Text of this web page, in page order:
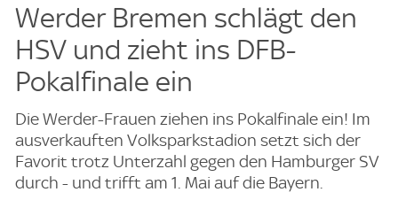
Werder Bremen schlägt den
HSV und zieht ins DFB-
Pokalfinale ein
Die Werder-Frauen ziehen ins Pokalfinale ein! Im
ausverkauften Volksparkstadion setzt sich der
Favorit trotz Unterzahl gegen den Hamburger SV
durch - und trifft am 1. Mai auf die Bayern.